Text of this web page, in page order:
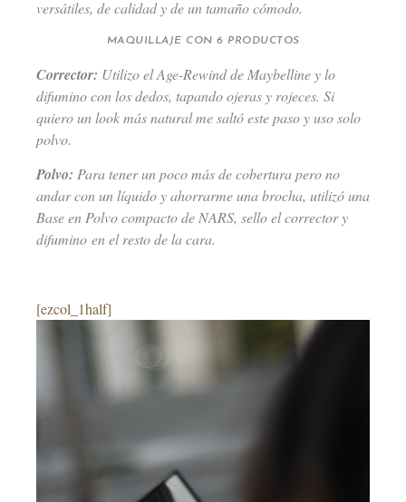
versátiles, de calidad y de un tamaño cómodo.
MAQUILLAJE CON 6 PRODUCTOS
Corrector: Utilizo el Age-Rewind de Maybelline y lo
difumino con los dedos, tapando ojeras y rojeces. Si
quiero un look más natural me saltó este paso y uso solo
polvo.
Polvo: Para tener un poco más de cobertura pero no
andar con un líquido y ahorrarme una brocha, utilizó una
Base en Polvo compacto de NARS, sello el corrector y
difumino en el resto de la cara.
[ezcol_1half]